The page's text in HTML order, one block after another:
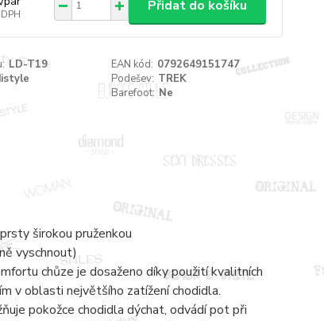
Přidat do košíku
LD-T19 EAN kód: 0792649151747
Podešev: TREK
Barefoot: Ne
širokou pruženkou
vyschnout)
chůze je dosaženo díky použití kvalitních
v oblasti největšího zatížení chodidla.
pokožce chodidla dýchat, odvádí pot při